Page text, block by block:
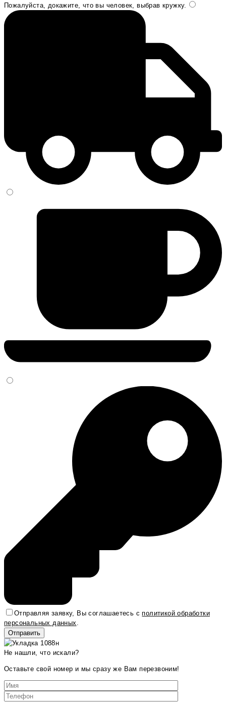
Пожалуйста, докажите, что вы человек, выбрав кружку.
Отправляя заявку, Вы соглашаетесь сполитикой обработки
персональных данных
Не нашли, что искали?
Оставьте свой номер и мы сразу же Вам перезвоним!